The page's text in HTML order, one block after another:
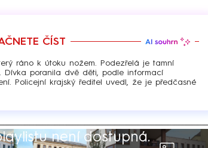
ČÍST
ráno k útoku nožem. Podezřelá je tamní
Dívka poranila dvě děti, podle informací
Policejní krajský ředitel uvedl, že je předčasné
není dostupná.